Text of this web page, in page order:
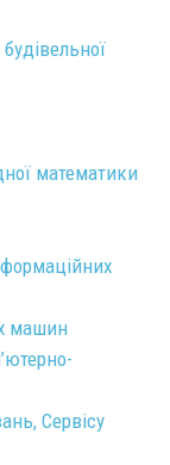
математики
машин
Сервісу